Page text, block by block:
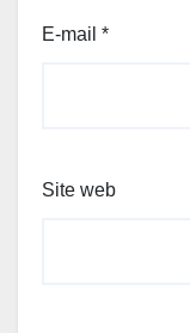
E-mail *
Site web